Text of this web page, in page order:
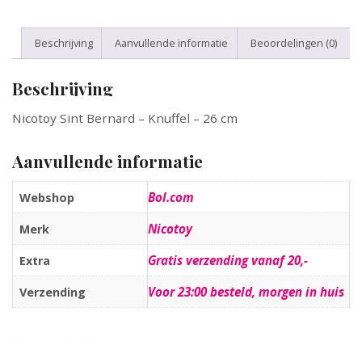
Beschrijving Aanvullende informatie Beoordelingen (0)
Beschrijving
Nicotoy Sint Bernard – Knuffel – 26 cm
Aanvullende informatie
Webshop Bol.com
Merk Nicotoy
Extra Gratis verzending vanaf 20,-
Verzending Voor 23:00 besteld, morgen in huis